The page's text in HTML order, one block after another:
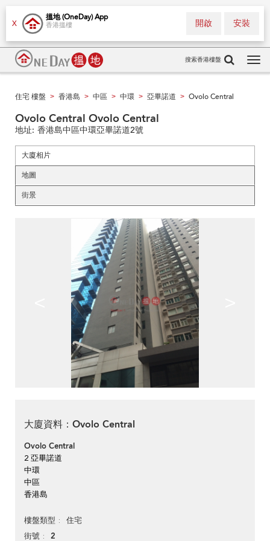
X
搵地 (OneDay) App
香港搵樓 安裝
開啟
搜索香港樓盤
住宅 樓盤 > 香港島 > 中區 > 中環 > 亞畢諾道 > Ovolo Central
Ovolo Central Ovolo Central
地址: 香港島中區中環亞畢諾道2號
大廈相片
地圖
街景
大廈資料：Ovolo Central
Ovolo Central
2 亞畢諾道
中環
中區
香港島
樓盤類型 住宅
街號 2